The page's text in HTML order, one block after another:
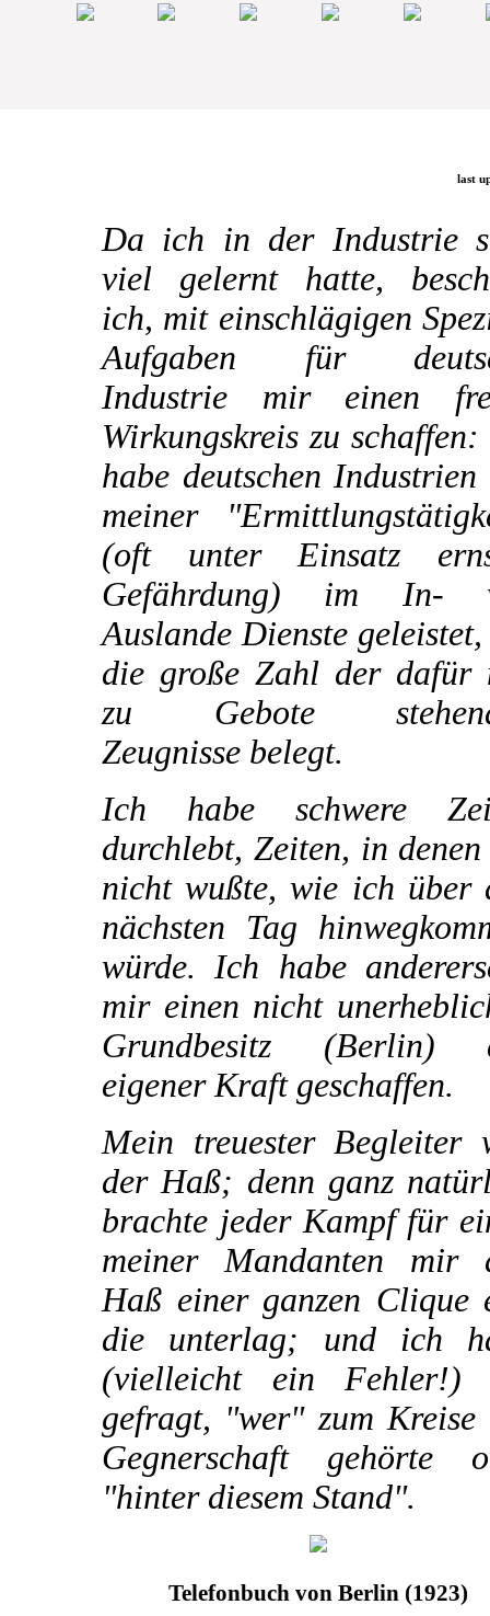
last
Da ich in der Industrie
viel gelernt hatte,
ich, mit einschlägigen
Aufgaben für
Industrie mir einen
Wirkungskreis zu
habe deutschen
meiner
(oft unter Einsatz
Gefährdung) im In-
Auslande Dienste
die große Zahl der dafür
zu Gebote
Zeugnisse belegt.
Ich habe schwere
durchlebt, Zeiten, in
nicht wußte, wie ich über
nächsten Tag
würde. Ich habe
mir einen nicht
Grundbesitz (Berlin)
eigener Kraft geschaffen.
Mein treuester Begleiter
der Haß; denn ganz
brachte jeder Kampf für
meiner Mandanten mir
Haß einer ganzen Clique
die unterlag; und ich
(vielleicht ein Fehler!)
gefragt, "wer" zum Kreise
Gegnerschaft gehörte
"hinter diesem Stand".
Telefonbuch von Berlin (1923)